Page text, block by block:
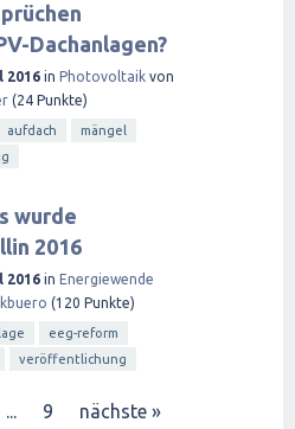
Dachanlagen?
2016 in Photovoltaik von
(24 Punkte)
aufdach
mängel
wurde
2016
2016 in Energiewende
(120 Punkte)
eeg-reform
veröffentlichung
... 9 nächste »